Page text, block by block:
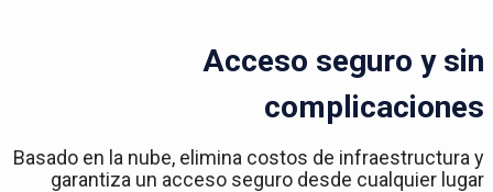
Acceso seguro y sin
complicaciones
Basado en la nube, elimina costos de infraestructura y
garantiza un acceso seguro desde cualquier lugar